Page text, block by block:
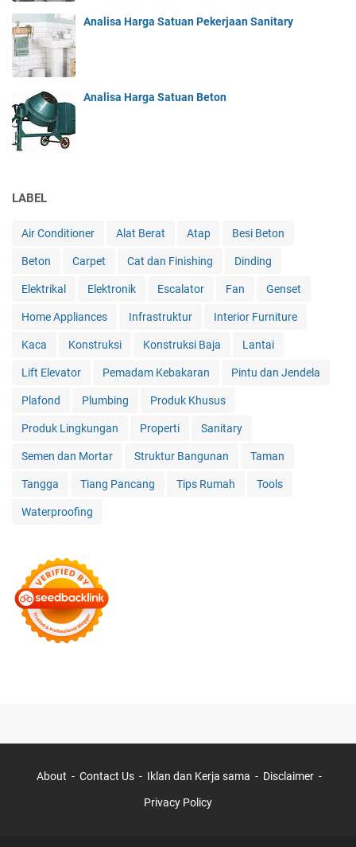
Analisa Harga Satuan Pekerjaan Sanitary
Analisa Harga Satuan Beton
LABEL
Air Conditioner Alat Berat Atap Besi Beton
Beton Carpet Cat dan Finishing Dinding
Elektrikal Elektronik Escalator Fan Genset
Home Appliances Infrastruktur Interior Furniture
Kaca Konstruksi Konstruksi Baja Lantai
Lift Elevator Pemadam Kebakaran Pintu dan Jendela
Plafond Plumbing Produk Khusus
Produk Lingkungan Properti Sanitary
Semen dan Mortar Struktur Bangunan Taman
Tangga Tiang Pancang Tips Rumah Tools
Waterproofing
About Contact Us Iklan dan Kerja sama Disclaimer
Privacy Policy